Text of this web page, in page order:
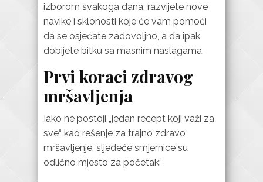
izborom svakoga dana, razvijete nove
navike i sklonosti koje će vam pomoći
da se osjećate zadovoljno, a da ipak
dobijete bitku sa masnim naslagama.
Prvi koraci zdravog
mršavljenja
Iako ne postoji „jedan recept koji važi za
sve“ kao rešenje za trajno zdravo
mršavljenje, sljedeće smjernice su
odlično mjesto za početak: